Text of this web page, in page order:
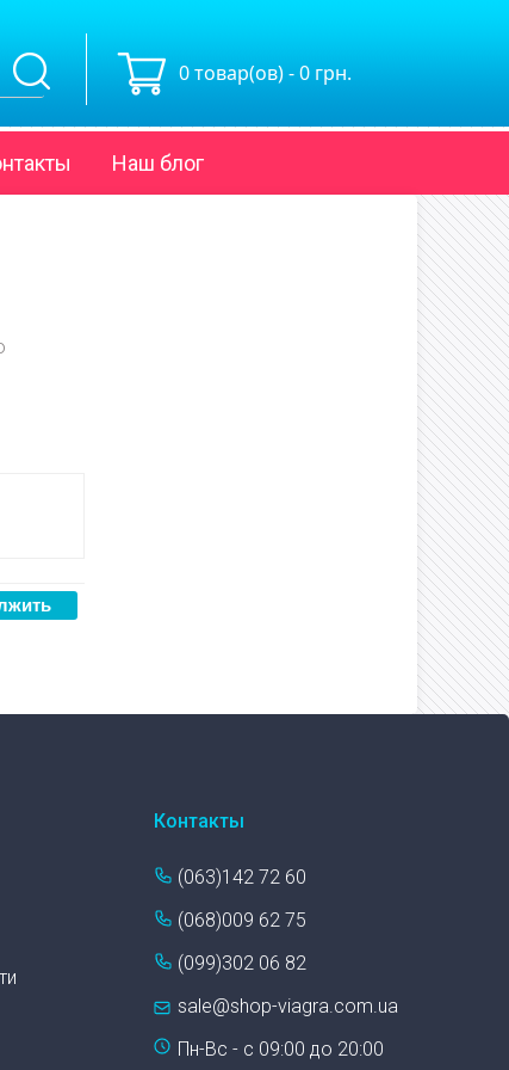
0 товар(ов) - 0 грн.
Наш блог
Контакты
(063)142 72 60
(068)009 62 75
(099)302 06 82
sale@shop-viagra.com.ua
Пн-Вс - с 09:00 до 20:00